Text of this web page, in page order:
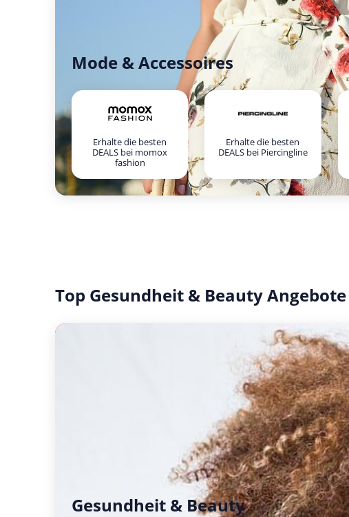
Mode & Accessoires
Erhalte die besten
DEALS bei momox
fashion
Erhalte die besten
DEALS bei Piercingline
Top Gesundheit & Beauty Angebote
Gesundheit & Beauty